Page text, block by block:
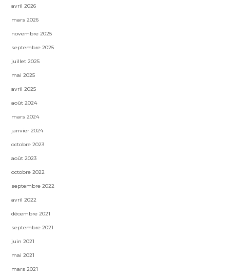
avril 2026
mars 2026
novembre 2025
septembre 2025
juillet 2025
mai 2025
avril 2025
août 2024
mars 2024
janvier 2024
octobre 2023
août 2023
octobre 2022
septembre 2022
avril 2022
décembre 2021
septembre 2021
juin 2021
mai 2021
mars 2021